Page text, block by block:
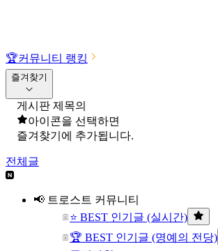
🏆커뮤니티 랭킹
즐겨찾기
게시판 제목의
아이콘을 선택하면
즐겨찾기에 추가됩니다.
전체글
📢 트로스트 커뮤니티
⭐ BEST 인기글 (실시간)
🏆 BEST 인기글 (명예의 전당)